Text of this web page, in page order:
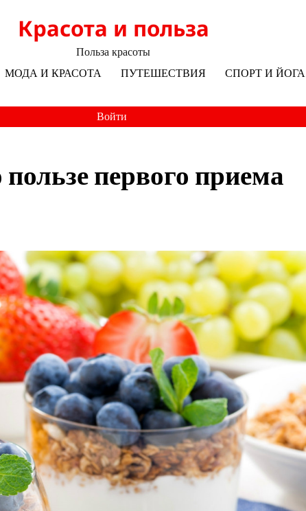
Красота и польза
Польза красоты
МОДА И КРАСОТА ПУТЕШЕСТВИЯ СПОРТ И ЙОГА
Войти
первого приема